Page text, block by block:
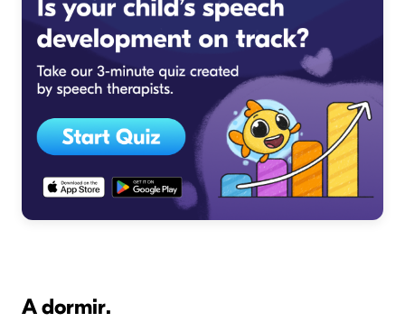
A dormir.